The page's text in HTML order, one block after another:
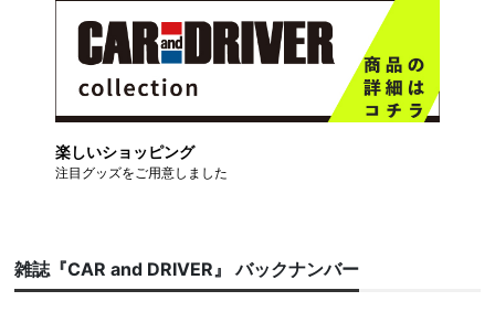
楽しいショッピング
注目グッズをご用意しました
雑誌『CAR and DRIVER』 バックナンバー